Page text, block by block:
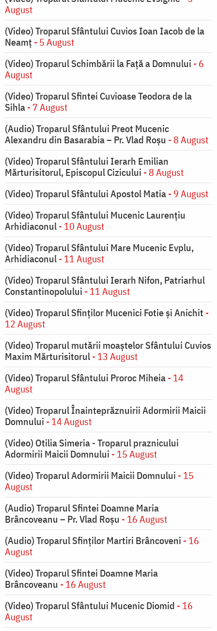
August
(Video) Troparul Sfântului Cuvios Ioan Iacob de la
Neamț - 5 August
(Video) Troparul Schimbării la Față a Domnului - 6
August
(Video) Troparul Sfintei Cuvioase Teodora de la
Sihla- 7 August
(Audio) Troparul Sfântului Preot Mucenic
Alexandru din Basarabia – Pr. Vlad Roșu - 8 August
(Video) Troparul Sfântului Ierarh Emilian
Mărturisitorul, Episcopul Cizicului - 8 August
(Video) Troparul Sfântului Apostol Matia- 9 August
(Video) Troparul Sfântului Mucenic Laurențiu
Arhidiaconul- 10 August
(Video) Troparul Sfântului Mare Mucenic Evplu,
Arhidiaconul- 11 August
(Video) Troparul Sfântului Ierarh Nifon, Patriarhul
Constantinopolului - 11 August
(Video) Troparul Sfinților Mucenici Fotie și Anichit -
12 August
(Video) Troparul mutării moaștelor Sfântului Cuvios
Maxim Mărturisitorul- 13 August
(Video) Troparul Sfântului Proroc Miheia- 14
August
(Video) Troparul Înainteprăznuirii Adormirii Maicii
Domnului - 14 August
(Video) Otilia Simeria - Troparul praznicului
Adormirii Maicii Domnului - 15 August
(Video) Troparul Adormirii Maicii Domnului - 15
August
(Audio) Troparul Sfintei Doamne Maria
Brâncoveanu – Pr. Vlad Roșu - 16 August
(Audio) Troparul Sfinților Martiri Brâncoveni - 16
August
(Video) Troparul Sfintei Doamne Maria
Brâncoveanu - 16 August
(Video) Troparul Sfântului Mucenic Diomid - 16
August